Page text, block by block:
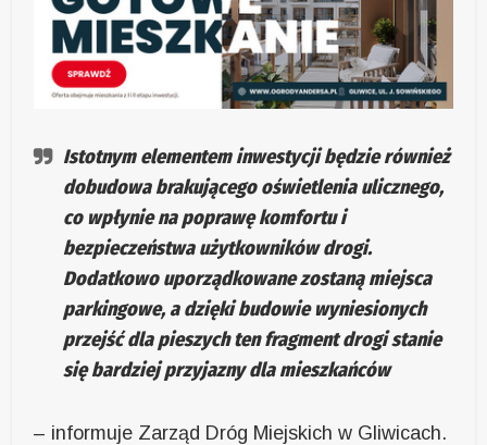
Istotnym elementem inwestycji będzie również
dobudowa brakującego oświetlenia ulicznego,
co wpłynie na poprawę komfortu i
bezpieczeństwa użytkowników drogi.
Dodatkowo uporządkowane zostaną miejsca
parkingowe, a dzięki budowie wyniesionych
przejść dla pieszych ten fragment drogi stanie
się bardziej przyjazny dla mieszkańców
– informuje Zarząd Dróg Miejskich w Gliwicach.